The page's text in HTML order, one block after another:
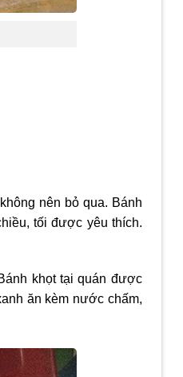
nên bỏ qua. Bánh
tối được yêu thích.
khọt tại quán được
ăn kèm nước chấm,